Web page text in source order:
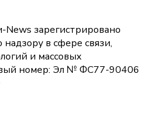
зарегистрировано
в сфере связи,
и массовых
номер: Эл № ФС77-90406